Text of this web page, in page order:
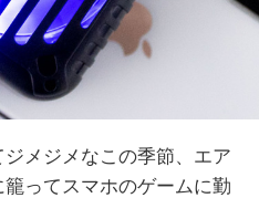
メジメなこの季節、エア
ってスマホのゲームに勤